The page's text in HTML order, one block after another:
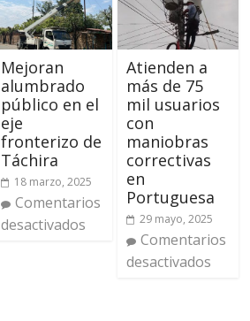
Mejoran
alumbrado
público en el
eje
fronterizo de
Táchira
18 marzo, 2025
Comentarios
desactivados
Atienden a
más de 75
mil usuarios
con
maniobras
correctivas
en
Portuguesa
29 mayo, 2025
Comentarios
desactivados